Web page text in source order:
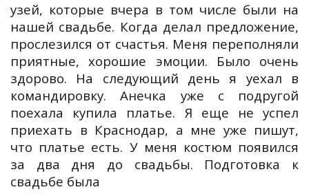
узей, которые вчера в том числе были на
нашей свадьбе. Когда делал предложение,
прослезился от счастья. Меня переполняли
приятные, хорошие эмоции. Было очень
здорово. На следующий день я уехал в
командировку. Анечка уже с подругой
поехала купила платье. Я еще не успел
приехать в Краснодар, а мне уже пишут,
что платье есть. У меня костюм появился
за два дня до свадьбы. Подготовка к
свадьбе была